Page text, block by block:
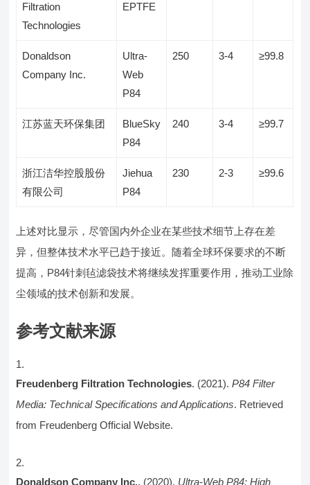
Filtration
Technologies
EPTFE
Donaldson
Company Inc.
Ultra-
Web
P84
250 3-4 ≥99.8
江苏蓝天环保集团
BlueSky
P84
240 3-4 ≥99.7
浙江洁华控股股份
有限公司
Jiehua
P84
230 2-3 ≥99.6
上述对比显示，尽管国内外企业在某些技术细节上存在差
异，但整体技术水平已趋于接近。随着全球环保要求的不断
提高，P84针刺毡滤袋技术将继续发挥重要作用，推动工业除
尘领域的技术创新和发展。
参考文献来源
Freudenberg Filtration Technologies. (2021).P84 Filter
Media: Technical Specifications and Applications. Retrieved
from Freudenberg Official Website.
Donaldson Company Inc.. (2020). Ultra-Web P84: High